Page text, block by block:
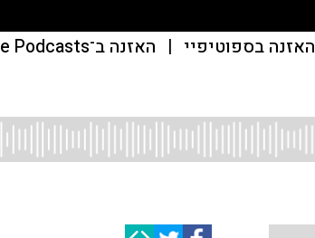
האזנה בספוטיפיי | האזנה ב־Apple Podcasts